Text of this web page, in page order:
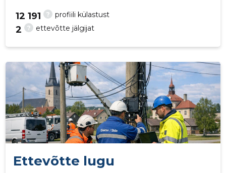
? profiili külastust
12 191
? ettevõtte jälgijat
2
Ettevõtte lugu